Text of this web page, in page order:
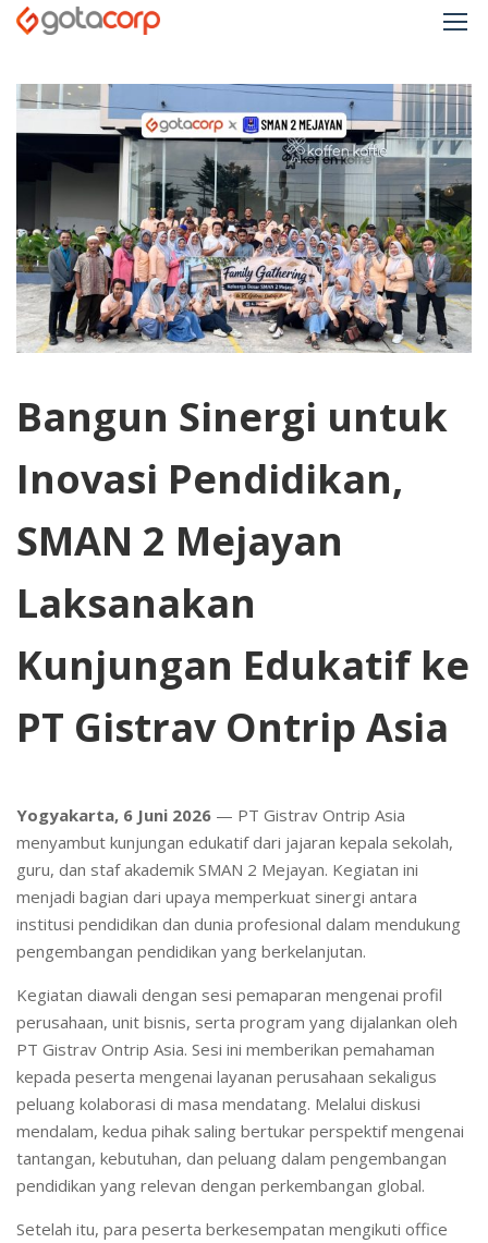
Bangun Sinergi untuk
Inovasi Pendidikan,
SMAN 2 Mejayan
Laksanakan
Kunjungan Edukatif ke
PT Gistrav Ontrip Asia
Yogyakarta, 6 Juni 2026 — PT Gistrav Ontrip Asia
menyambut kunjungan edukatif dari jajaran kepala sekolah,
guru, dan staf akademik SMAN 2 Mejayan. Kegiatan ini
menjadi bagian dari upaya memperkuat sinergi antara
institusi pendidikan dan dunia profesional dalam mendukung
pengembangan pendidikan yang berkelanjutan.
Kegiatan diawali dengan sesi pemaparan mengenai profil
perusahaan, unit bisnis, serta program yang dijalankan oleh
PT Gistrav Ontrip Asia. Sesi ini memberikan pemahaman
kepada peserta mengenai layanan perusahaan sekaligus
peluang kolaborasi di masa mendatang. Melalui diskusi
mendalam, kedua pihak saling bertukar perspektif mengenai
tantangan, kebutuhan, dan peluang dalam pengembangan
pendidikan yang relevan dengan perkembangan global.
Setelah itu, para peserta berkesempatan mengikuti office